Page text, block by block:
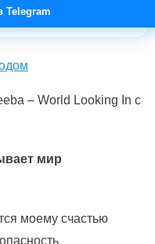
Telegram
– World Looking In с
мир
моему счастью